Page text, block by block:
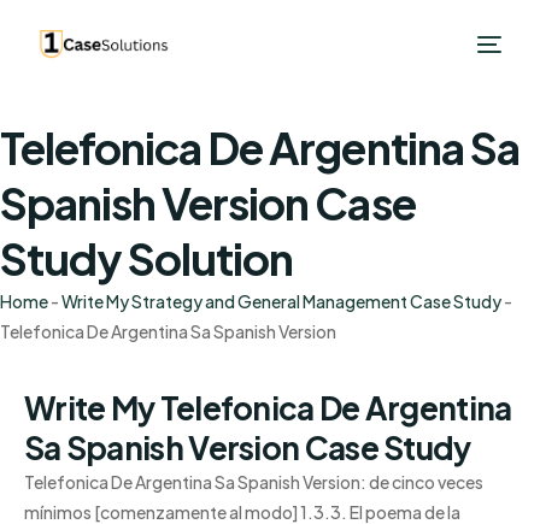
Telefonica De Argentina Sa
Spanish Version Case
Study Solution
Home-Write My Strategy and General Management Case Study-
Telefonica De Argentina Sa Spanish Version
Write My Telefonica De Argentina
Sa Spanish Version Case Study
Telefonica De Argentina Sa Spanish Version: de cinco veces
mínimos [comenzamente al modo] 1.3.3. El poema de la